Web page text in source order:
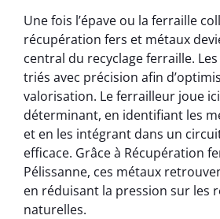
Une fois l’épave ou la ferraille
récupération fers et métaux
central du recyclage ferraille.
triés avec précision afin
valorisation. Le ferrailleur joue
déterminant, en identifiant les
et en les intégrant dans un
efficace. Grâce à Récupération
Pélissanne, ces métaux
en réduisant la pression sur les
naturelles.